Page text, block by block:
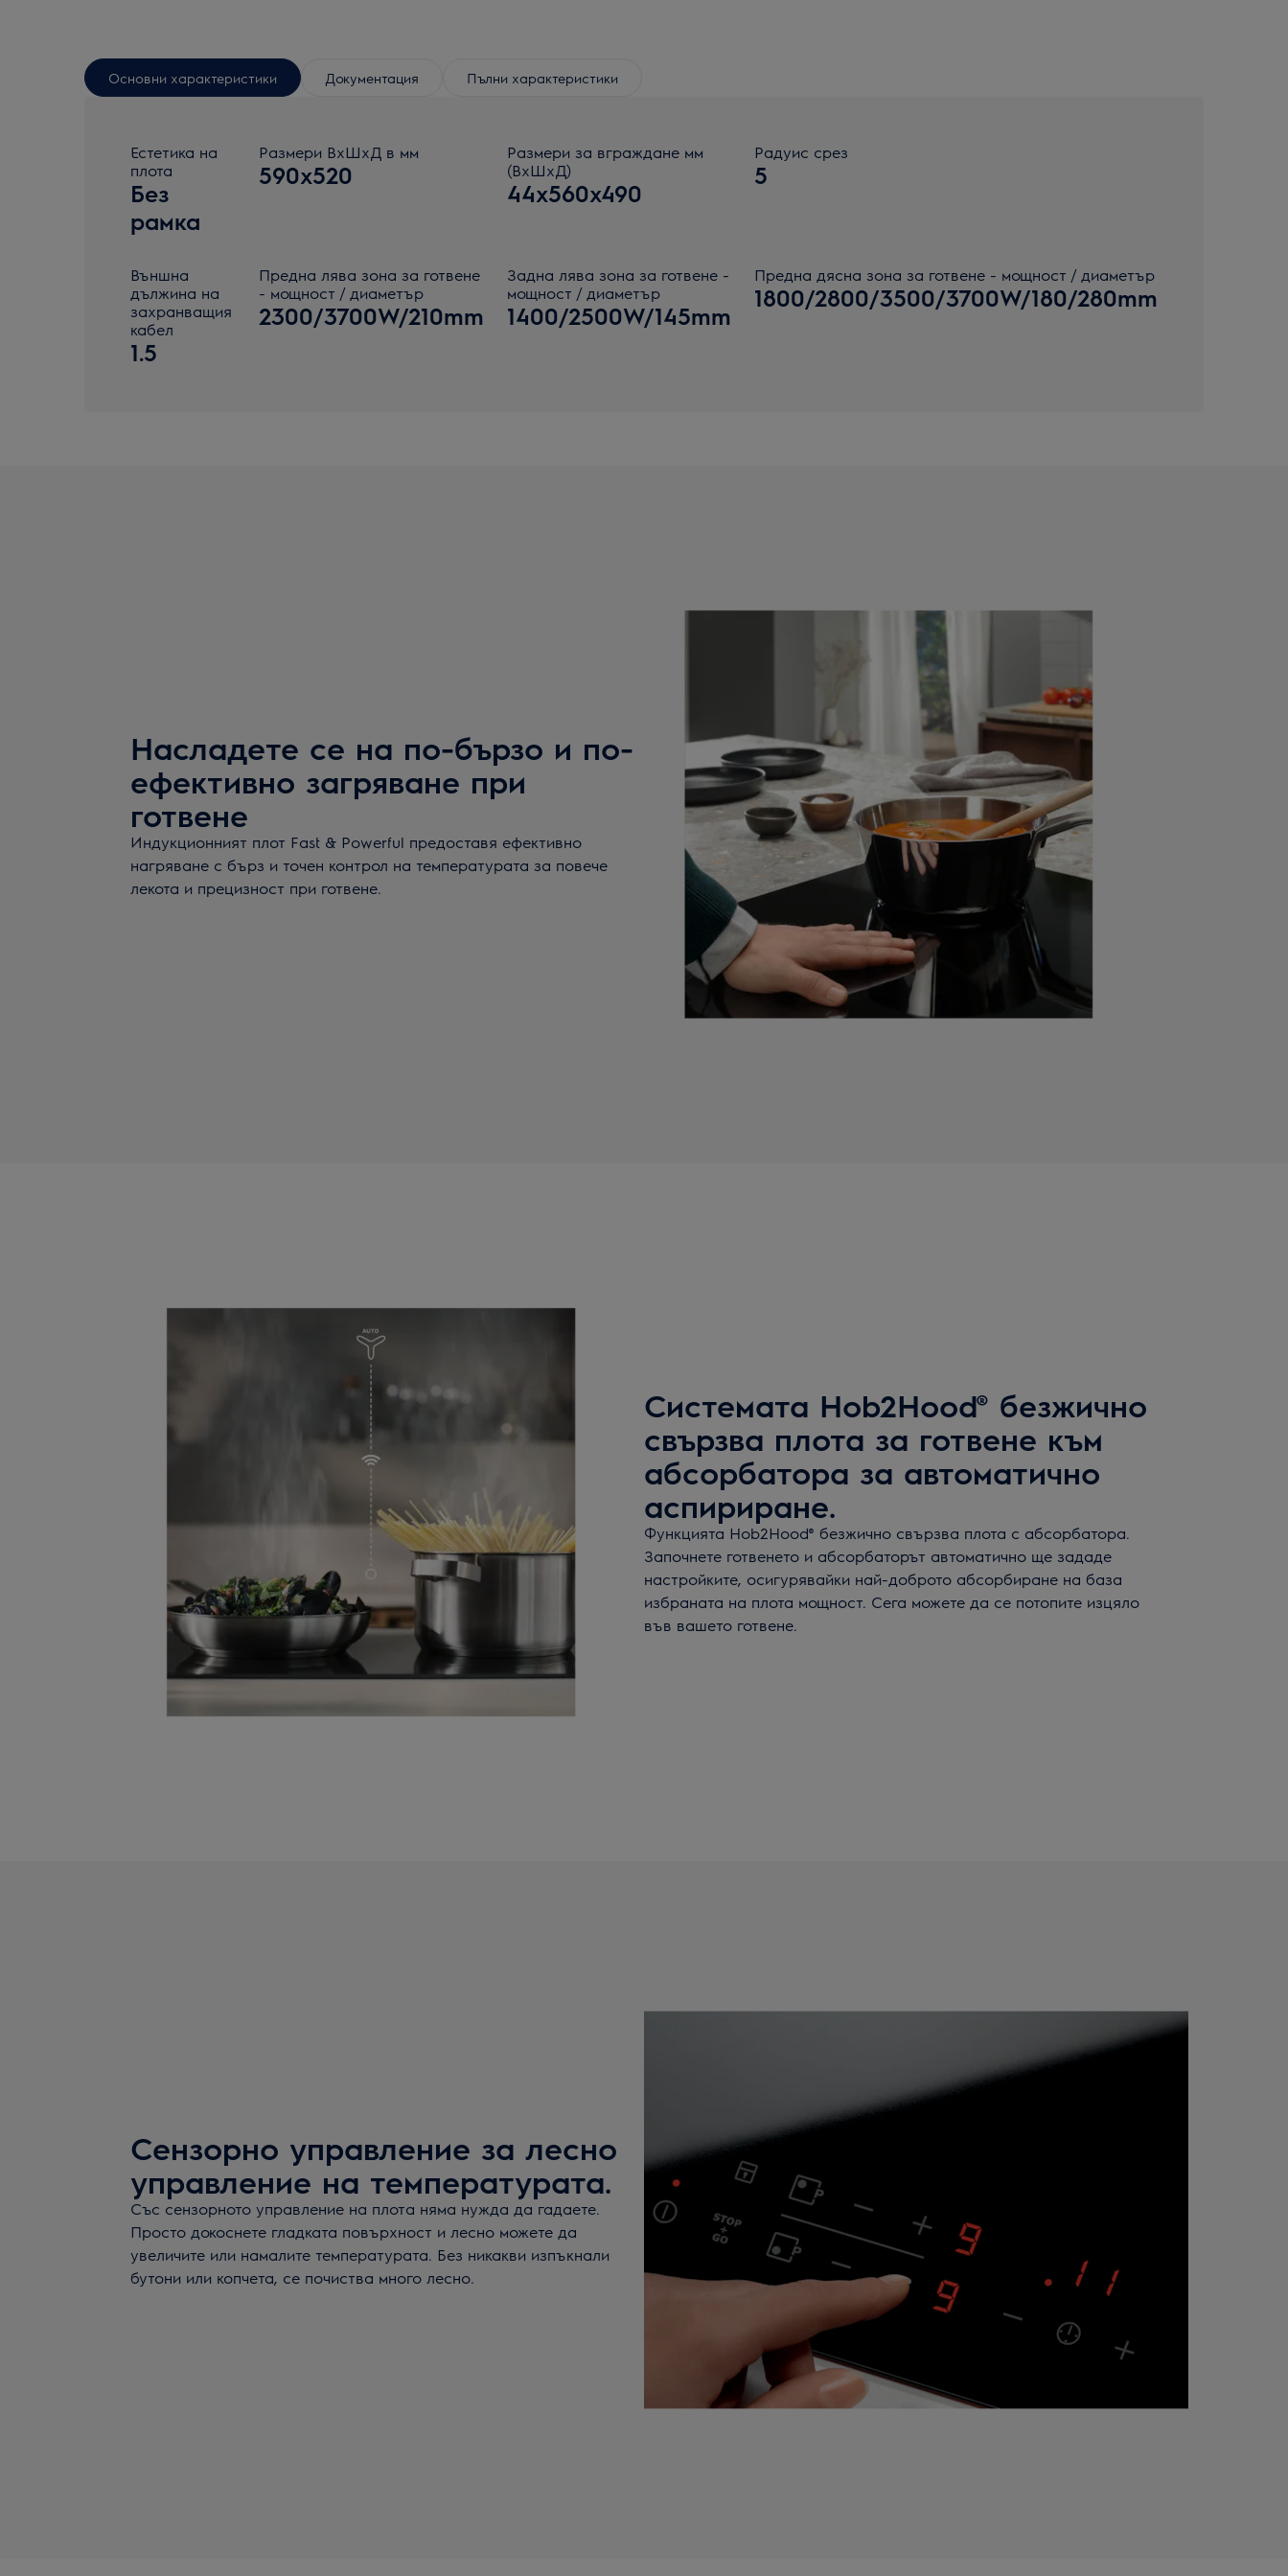
Основни характеристики Документация Пълни характеристики
Естетика на
плота
Без
рамка
Размери ВxШxД в мм
590x520
Размери за вграждане мм
(ВхШхД)
44x560x490
Радуис срез
5
Външна
дължина на
захранващия
кабел
1.5
Предна лява зона за готвене
- мощност / диаметър
2300/3700W/210mm
Задна лява зона за готвене -
мощност / диаметър
1400/2500W/145mm
Предна дясна зона за готвене - мощност / диаметър
1800/2800/3500/3700W/180/280mm
Насладете се на по-бързо и по-
ефективно загряване при
готвене
Индукционният плот Fast & Powerful предоставя ефективно
нагряване с бърз и точен контрол на температурата за повече
лекота и прецизност при готвене.
Системата Hob2Hood® безжично
свързва плота за готвене към
абсорбатора за автоматично
аспириране.
Функцията Hob2Hood® безжично свързва плота с абсорбатора.
Започнете готвенето и абсорбаторът автоматично ще зададе
настройките, осигурявайки най-доброто абсорбиране на база
избраната на плота мощност. Сега можете да се потопите изцяло
във вашето готвене.
Сензорно управление за лесно
управление на температурата.
Със сензорното управление на плотa няма нужда да гадаете.
Просто докоснете гладката повърхност и лесно можете да
увеличите или намалите температурата. Без никакви изпъкнали
бутони или копчета, се почиства много лесно.